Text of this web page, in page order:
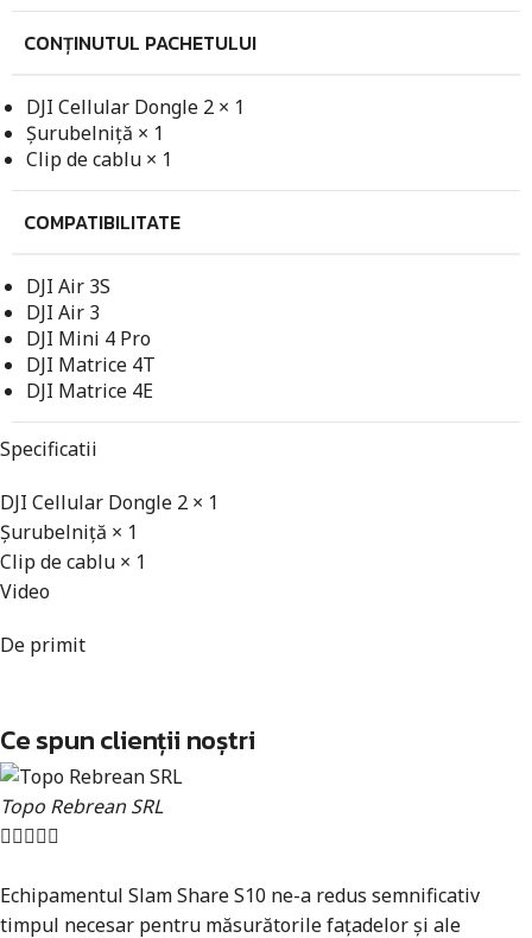
CONȚINUTUL PACHETULUI
DJI Cellular Dongle 2 × 1
Șurubelniță × 1
Clip de cablu × 1
COMPATIBILITATE
DJI Air 3S
DJI Air 3
DJI Mini 4 Pro
DJI Matrice 4T
DJI Matrice 4E
Specificatii
DJI Cellular Dongle 2 × 1
Șurubelniță × 1
Clip de cablu × 1
Video
De primit
Ce spun clienții noștri
Topo Rebrean SRL

Echipamentul Slam Share S10 ne-a redus semnificativ
timpul necesar pentru măsurătorile fațadelor și ale